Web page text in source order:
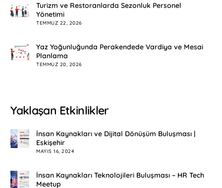
Turizm ve Restoranlarda Sezonluk Personel
Yönetimi
TEMMUZ 22, 2026
Yaz Yoğunluğunda Perakendede Vardiya ve Mesai
Planlama
TEMMUZ 20, 2026
Yaklaşan Etkinlikler
İnsan Kaynakları ve Dijital Dönüşüm Buluşması |
Eskişehir
MAYIS 16, 2024
İnsan Kaynakları Teknolojileri Buluşması – HR Tech
Meetup